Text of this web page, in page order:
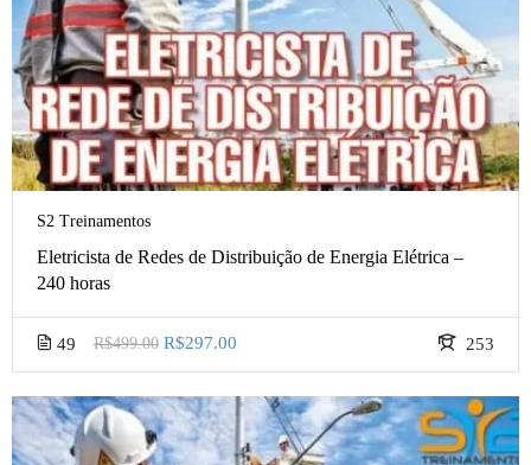
S2 Treinamentos
Eletricista de Redes de Distribuição de Energia Elétrica –
240 horas
49 253
R$499.00 R$297.00